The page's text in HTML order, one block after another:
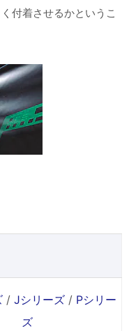
付着させるかというこ
/ Jシリーズ / Pシリー
ズ